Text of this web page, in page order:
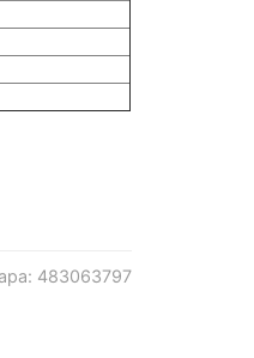
483063797